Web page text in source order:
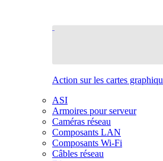
Action sur les cartes
ASI
Armoires pour serveur
Caméras réseau
Composants LAN
Composants Wi-Fi
Câbles réseau